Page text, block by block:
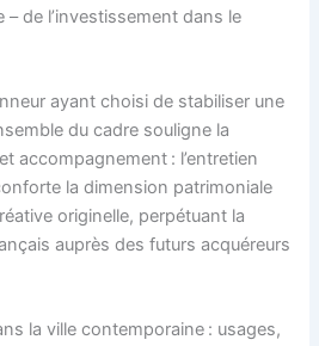
de l’investissement dans le
ayant choisi de stabiliser une
du cadre souligne la
accompagnement : l’entretien
la dimension patrimoniale
originelle, perpétuant la
auprès des futurs acquéreurs
la ville contemporaine : usages,